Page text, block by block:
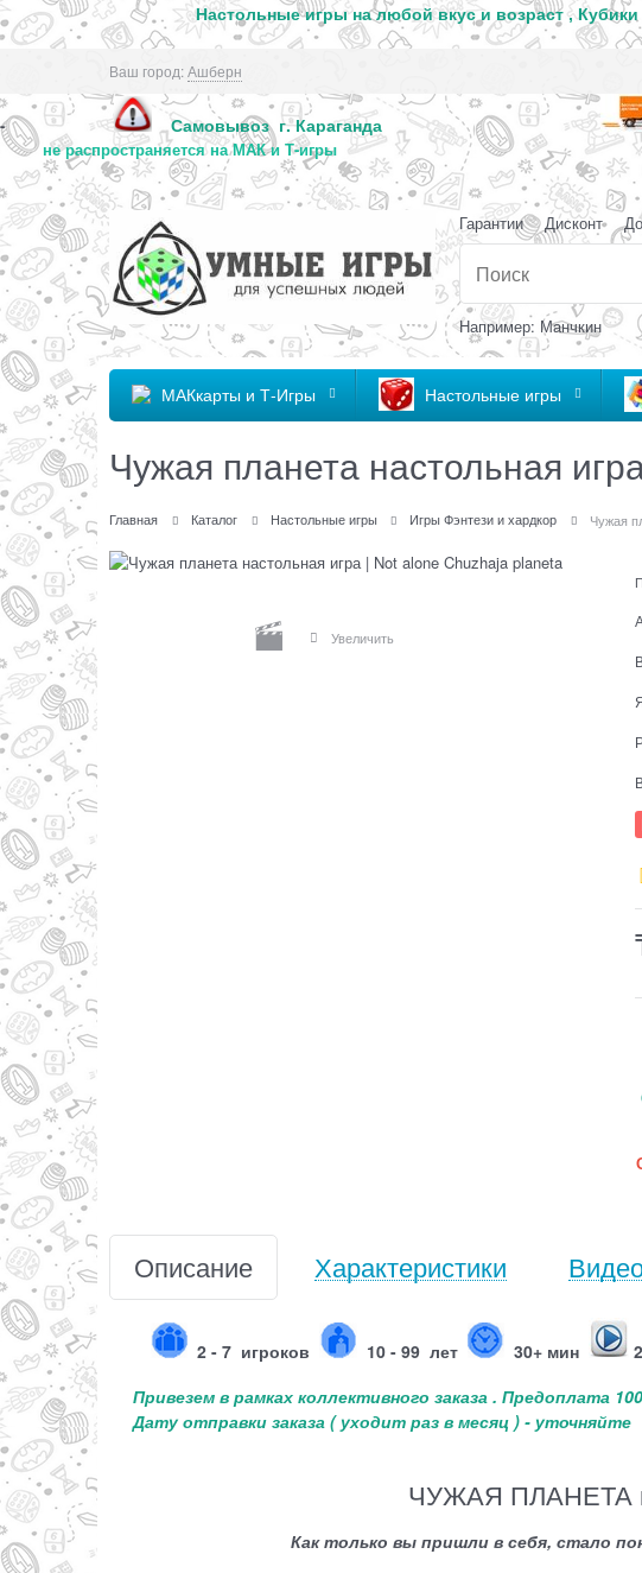
Настольные игры на любой вкус и возраст ,
Ваш город:Ашберн
- Самовывоз г. Караганда
не распространяется на МАК и Т-игры
Гарантии Дисконт
Например: Манчкин
МАКкарты и Т-Игры Настольные игры
Чужая планета настольная
Главная Каталог Настольные игры Игры Фэнтези и хардкор Чужая
Увеличить
Описание Характеристики
2 - 7 игроков 10 - 99 лет 30+ мин
Привезем в рамках коллективного заказа . Предоплата
Дату отправки заказа ( уходит раз в месяц ) - уточняйте
ЧУЖАЯ ПЛАНЕТА
Как только вы пришли в себя, стало